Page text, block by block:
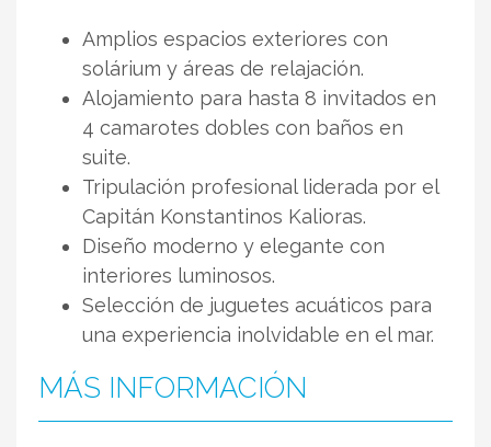
Amplios espacios exteriores con
solárium y áreas de relajación.
Alojamiento para hasta 8 invitados en
4 camarotes dobles con baños en
suite.
Tripulación profesional liderada por el
Capitán Konstantinos Kalioras.
Diseño moderno y elegante con
interiores luminosos.
Selección de juguetes acuáticos para
una experiencia inolvidable en el mar.
MÁS INFORMACIÓN